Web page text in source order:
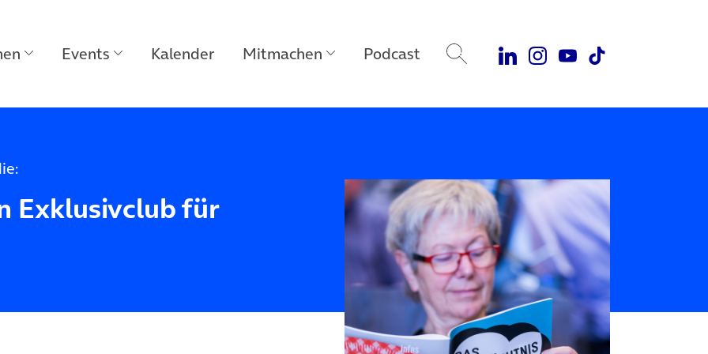
Events Kalender Mitmachen Podcast
Exklusivclub für